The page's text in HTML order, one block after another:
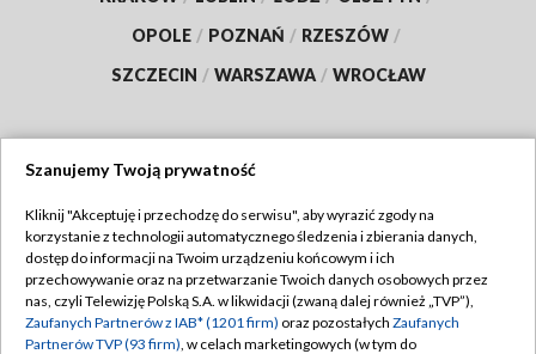
OPOLE / POZNAŃ / RZESZÓW /
SZCZECIN / WARSZAWA / WROCŁAW
TVP
Abonament TVP
Emisja w TVP
Regulamin TVP
Polityka prywatności
Szanujemy Twoją prywatność
Kliknij "Akceptuję i przechodzę do serwisu", aby wyrazić zgody na
korzystanie z technologii automatycznego śledzenia i zbierania danych,
dostęp do informacji na Twoim urządzeniu końcowym i ich
przechowywanie oraz na przetwarzanie Twoich danych osobowych przez
nas, czyli Telewizję Polską S.A. w likwidacji (zwaną dalej również „TVP”),
Zaufanych Partnerów z IAB* (1201 firm) oraz pozostałych Zaufanych
Partnerów TVP (93 firm), w celach marketingowych (w tym do